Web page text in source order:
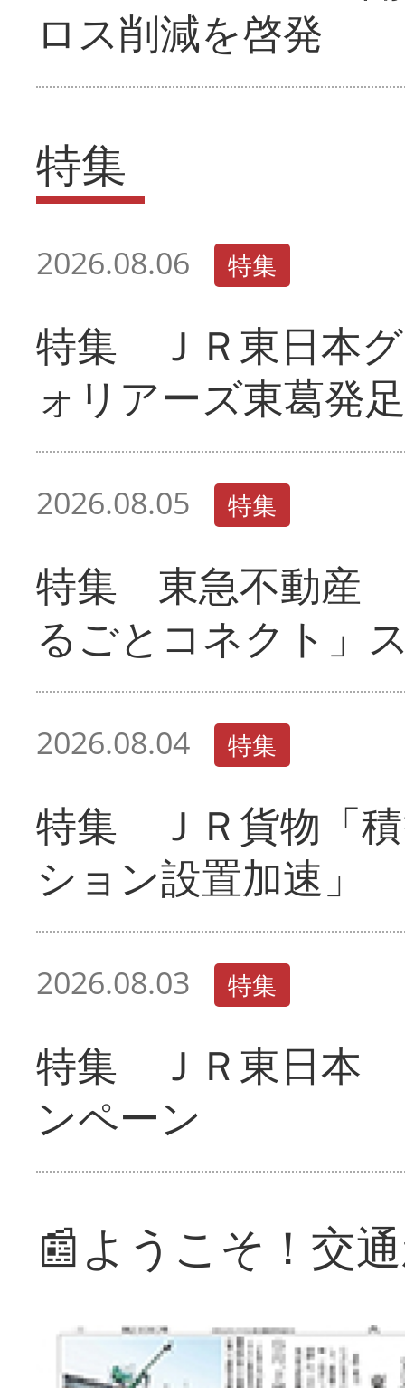
ロス削減を啓発
特集
2026.08.06 特集
特集 ＪＲ東日本
ォリアーズ東葛発足
2026.08.05 特集
特集 東急不動産
るごとコネクト」
2026.08.04 特集
特集 ＪＲ貨物「
ション設置加速」
2026.08.03 特集
特集 ＪＲ東日本
ンペーン
📰ようこそ！交